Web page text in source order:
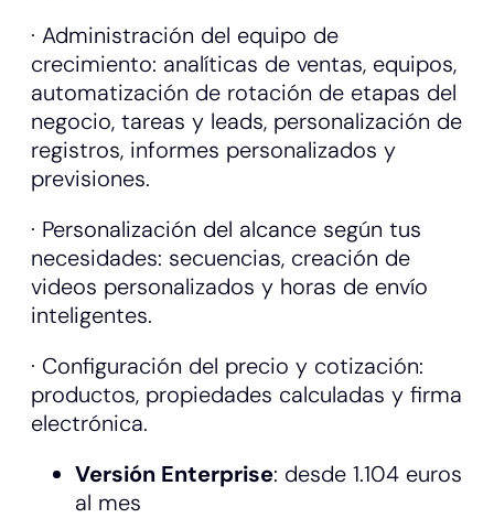
· Administración del equipo de
crecimiento: analíticas de ventas, equipos,
automatización de rotación de etapas del
negocio, tareas y leads, personalización de
registros, informes personalizados y
previsiones.
· Personalización del alcance según tus
necesidades: secuencias, creación de
videos personalizados y horas de envío
inteligentes.
· Configuración del precio y cotización:
productos, propiedades calculadas y firma
electrónica.
Versión Enterprise: desde 1.104 euros
al mes